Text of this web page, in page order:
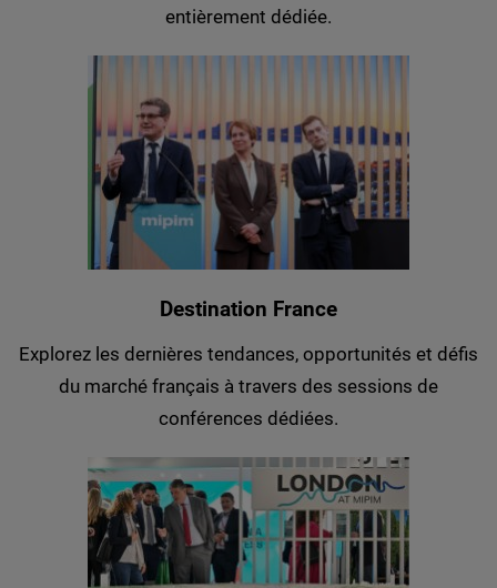
entièrement dédiée.
Destination France
Explorez les dernières tendances, opportunités et défis
du marché français à travers des sessions de
conférences dédiées.